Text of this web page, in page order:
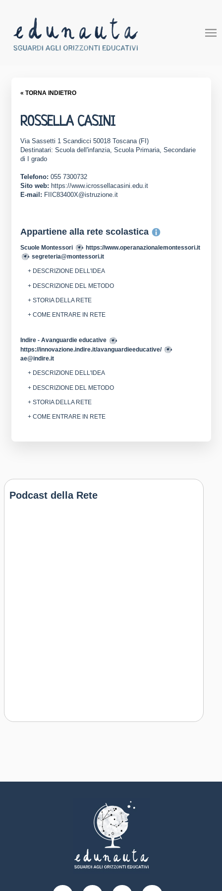
« TORNA INDIETRO
ROSSELLA CASINI
Via Sassetti 1 Scandicci 50018 Toscana (FI)
Destinatari: Scuola dell'infanzia, Scuola Primaria, Secondarie
di I grado
Telefono: 055 7300732
Sito web: https://www.icrossellacasini.edu.it
E-mail: FIIC83400X@istruzione.it
Appartiene alla rete scolastica
Scuole Montessori
https://www.operanazionalemontessori.it
segreteria@montessori.it
+ DESCRIZIONE DELL'IDEA
+ DESCRIZIONE DEL METODO
+ STORIA DELLA RETE
+ COME ENTRARE IN RETE
Indire - Avanguardie educative
https://innovazione.indire.it/avanguardieeducative/
ae@indire.it
+ DESCRIZIONE DELL'IDEA
+ DESCRIZIONE DEL METODO
+ STORIA DELLA RETE
+ COME ENTRARE IN RETE
Podcast della Rete